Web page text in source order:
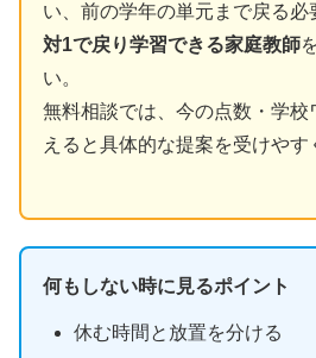
い、前の学年の単元まで戻る必
対1で戻り学習できる家庭教師
い。
無料相談では、今の点数・学校
えると具体的な提案を受けやす
何もしない時に見るポイント
休む時間と放置を分ける